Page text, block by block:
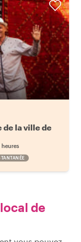
de la ville de
heures
de